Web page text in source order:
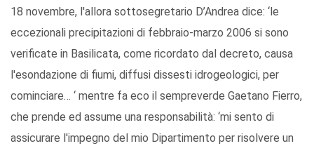
18 novembre, l'allora sottosegretario D’Andrea dice: ‘le
eccezionali precipitazioni di febbraio-marzo 2006 si sono
verificate in Basilicata, come ricordato dal decreto, causa
l'esondazione di fiumi, diffusi dissesti idrogeologici, per
cominciare… ‘ mentre fa eco il sempreverde Gaetano Fierro,
che prende ed assume una responsabilità: ‘mi sento di
assicurare l'impegno del mio Dipartimento per risolvere un